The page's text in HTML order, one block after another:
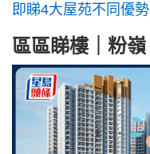
即睇4大屋苑不同優勢
區區睇樓｜粉嶺